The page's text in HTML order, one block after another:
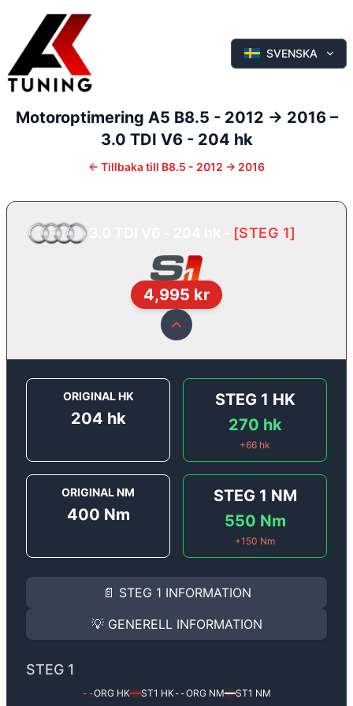
SVENSKA
Motoroptimering A5 B8.5 - 2012 -> 2016–
3.0 TDI V6 - 204 hk
← Tillbaka till B8.5 - 2012 -> 2016
[STEG 1]
4,995 kr
ORIGINAL HK
204 hk
STEG 1 HK
270 hk
+66 hk
ORIGINAL NM
400 Nm
STEG 1 NM
550 Nm
+150 Nm
📄 STEG 1 INFORMATION
INFORMATION
Steg 1
Audi A5 3.0 TDI V6 - 204
Effekten ökar från204 hktill270 hkoch
(+66 hk & +150 Nm).
Ger mer effekt, högre vridmoment, lägre
Steg 1 mjukvara justerar vi ett antal
💡 GENERELL INFORMATION
✅ All mjukvara är skräddarsydd för din bil
✅ Felsökning inann samt efter optimering
STEG 1
--ORG HK━━ST1 HK--ORG NM━━ST1 NM